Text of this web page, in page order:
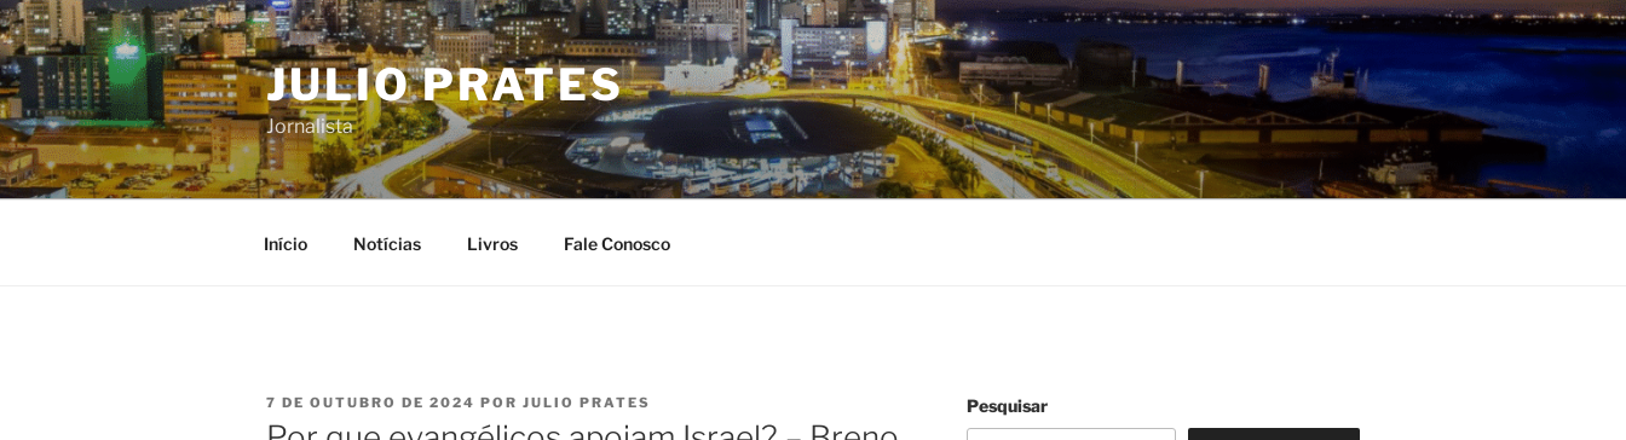
Pular
para
o
conteúdo
JULIO PRATES
Jornalista
Início Notícias Livros Fale Conosco
PUBLICADO
EM
7 DE OUTUBRO DE 2024 POR JULIO PRATES Pesquisar